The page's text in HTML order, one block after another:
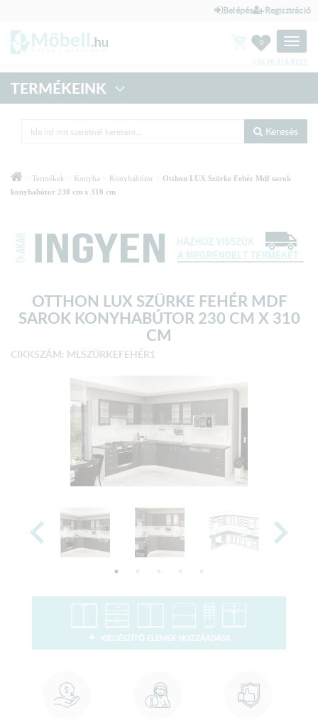
Belépés Regisztráció
Toggle
0
+36 20 318 8122
TERMÉKEINK
Keresés
Termékek Konyha Konyhabútor
Otthon LUX Szürke Fehér Mdf sarok
konyhabútor 230 cm x 310 cm
OTTHON LUX SZÜRKE FEHÉR MDF
SAROK KONYHABÚTOR 230 CM X 310
CM
CIKKSZÁM: MLSZÜRKEFEHÉR1
KIEGÉSZÍTŐ ELEMEK HOZZÁADÁSA